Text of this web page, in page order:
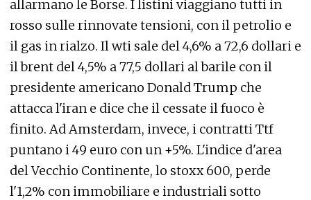
allarmano le Borse. I listini viaggiano tutti in
rosso sulle rinnovate tensioni, con il petrolio e
il gas in rialzo. Il wti sale del 4,6% a 72,6 dollari e
il brent del 4,5% a 77,5 dollari al barile con il
presidente americano Donald Trump che
attacca l'iran e dice che il cessate il fuoco è
finito. Ad Amsterdam, invece, i contratti Ttf
puntano i 49 euro con un +5%. L'indice d'area
del Vecchio Continente, lo stoxx 600, perde
l'1,2% con immobiliare e industriali sotto